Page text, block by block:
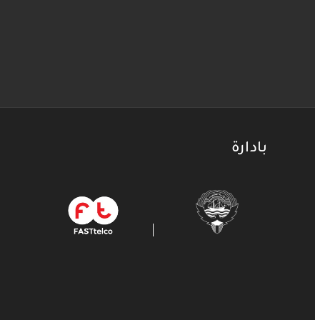
بادارة